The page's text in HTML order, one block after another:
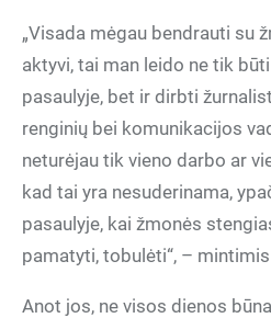
„Visada mėgau bendrauti su
aktyvi, tai man leido ne tik
pasaulyje, bet ir dirbti
renginių bei komunikacijos
neturėjau tik vieno darbo ar
kad tai yra nesuderinama,
pasaulyje, kai žmonės
pamatyti, tobulėti“, –
Anot jos, ne visos dienos